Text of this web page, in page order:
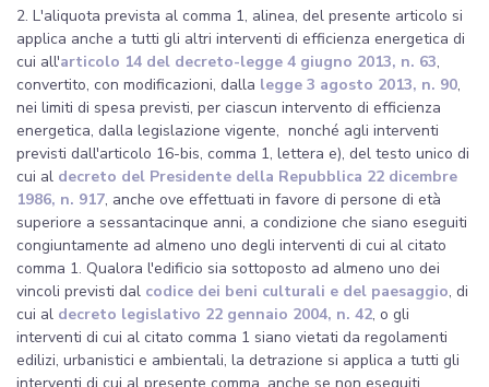
2. L'aliquota prevista al comma 1, alinea, del presente articolo si
applica anche a tutti gli altri interventi di efficienza energetica di
cui all'articolo 14 del decreto-legge 4 giugno 2013, n. 63,
convertito, con modificazioni, dalla legge 3 agosto 2013, n. 90,
nei limiti di spesa previsti, per ciascun intervento di efficienza
energetica, dalla legislazione vigente, nonché agli interventi
previsti dall'articolo 16-bis, comma 1, lettera e), del testo unico di
cui al decreto del Presidente della Repubblica 22 dicembre
1986, n. 917, anche ove effettuati in favore di persone di età
superiore a sessantacinque anni, a condizione che siano eseguiti
congiuntamente ad almeno uno degli interventi di cui al citato
comma 1. Qualora l'edificio sia sottoposto ad almeno uno dei
vincoli previsti dal codice dei beni culturali e del paesaggio, di
cui al decreto legislativo 22 gennaio 2004, n. 42, o gli
interventi di cui al citato comma 1 siano vietati da regolamenti
edilizi, urbanistici e ambientali, la detrazione si applica a tutti gli